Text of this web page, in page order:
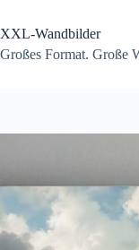
springen
XXL-Wandbilder
Großes Format. Große